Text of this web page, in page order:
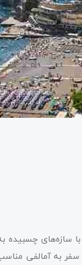
سازه‌های
به آمالفی